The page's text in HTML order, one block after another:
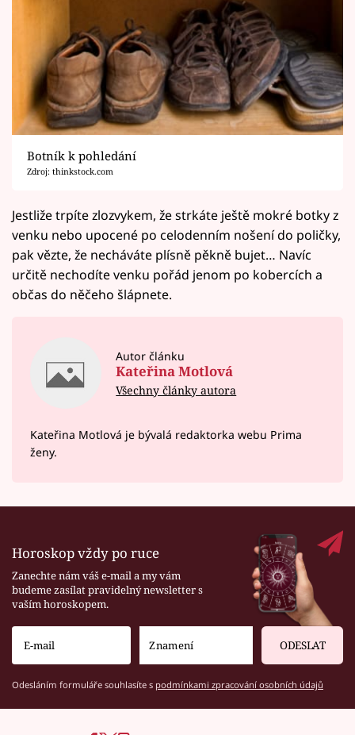
Botník k pohledání
Zdroj: thinkstock.com
Jestliže trpíte zlozvykem, že strkáte ještě mokré botky z
venku nebo upocené po celodenním nošení do poličky,
pak vězte, že necháváte plísně pěkně bujet… Navíc
určitě nechodíte venku pořád jenom po kobercích a
občas do něčeho šlápnete.
Autor článku
Kateřina Motlová
Všechny články autora
Kateřina Motlová je bývalá redaktorka webu Prima
ženy.
Horoskop vždy po ruce
Zanechte nám váš e-mail a my vám
budeme zasílat pravidelný newsletter s
vaším horoskopem.
ODESLAT
Odesláním formuláře souhlasíte s podmínkami zpracování osobních údajů